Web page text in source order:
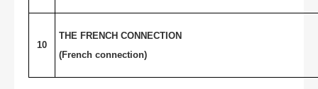
10
THE FRENCH CONNECTION
(French connection)